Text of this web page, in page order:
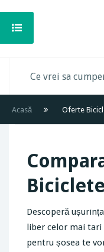
Acasă Oferte
Descoperă
liber celor mai tari
pentru șosea te